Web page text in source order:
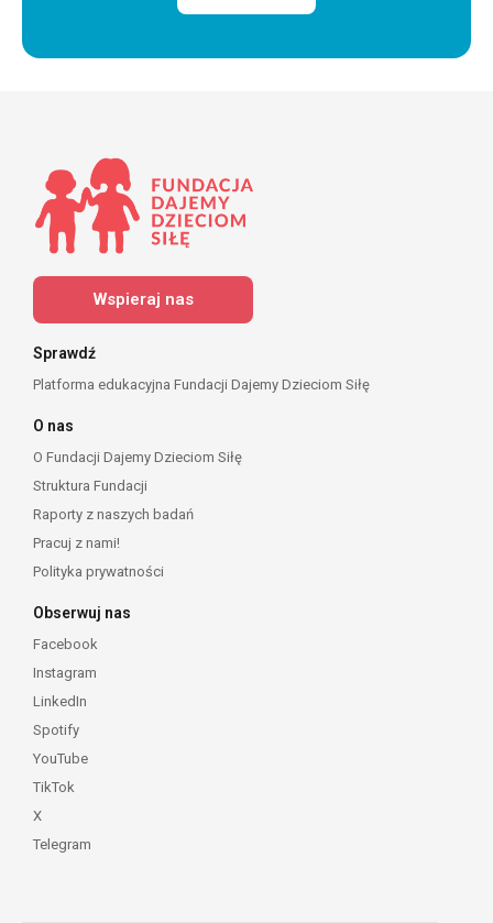
Wspieraj nas
Sprawdź
Platforma edukacyjna Fundacji Dajemy Dzieciom Siłę
O nas
O Fundacji Dajemy Dzieciom Siłę
Struktura Fundacji
Raporty z naszych badań
Pracuj z nami!
Polityka prywatności
Obserwuj nas
Facebook
Instagram
LinkedIn
Spotify
YouTube
TikTok
X
Telegram